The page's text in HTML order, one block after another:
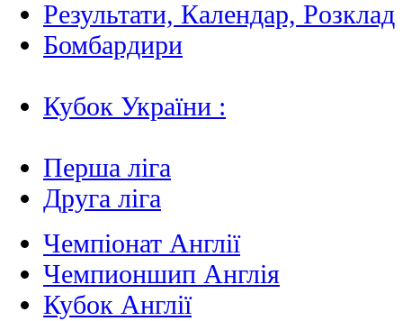
Результати, Календар, Poзклад
Бомбардири
Кубок України :
Перша ліга
Друга ліга
Чемпіонат Англії
Чемпионшип Англія
Кубок Англії